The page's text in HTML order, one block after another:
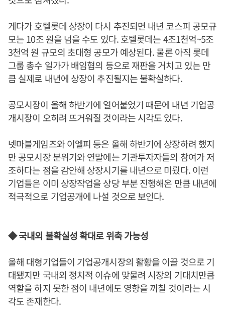
게다가 호텔롯데 상장이 다시 추진되면 내년 코스피 공모규
모는 10조 원을 넘을 수도 있다. 호텔롯데는 4조1천억~5조
3천억 원 규모의 초대형 공모가 예상된다. 물론 아직 롯데
그룹 총수 일가가 배임혐의 등으로 재판을 거치고 있는 만
큼 실제로 내년에 상장이 추진될지는 불확실하다.
공모시장이 올해 하반기에 얼어붙었기 때문에 내년 기업공
개시장이 오히려 뜨거워질 것이라는 시각도 있다.
넷마블게임즈와 이엘피 등은 올해 하반기에 상장하려 했지
만 공모시장 분위기와 연말에는 기관투자자들의 참여가 저
조하다는 점을 감안해 상장시기를 내년으로 미뤘다. 이런
기업들은 이미 상장작업을 상당 부분 진행해온 만큼 내년에
적극적으로 기업공개에 나설 것으로 보인다.
◆ 국내외 불확실성 확대로 위축 가능성
올해 대형기업들이 기업공개시장의 활황을 이끌 것으로 기
대됐지만 국내외 정치적 이슈에 맞물려 시장의 기대치만큼
역할을 하지 못한 점이 내년에도 영향을 끼칠 것이라는 시
각도 존재한다.